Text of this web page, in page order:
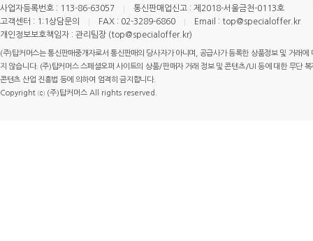
사업자등록번호 : 113-86-63057
통신판매업신고 : 제2018-서울금천-0113호
고객센터 : 1:1상담문의
FAX : 02-3289-6860
Email : top@specialoffer.kr
개인정보보호책임자 : 관리팀장 (top@specialoffer.kr)
(주)탑커머스는 통신판매중개자로서 통신판매의 당사자가 아니며, 공급사가 등록한 상품정보 및 거래
지 않습니다. (주)탑커머스 스페셜오퍼 사이트의 상품/판매자 거래 정보 및 콘텐츠/UI 등에 대한 무단
콘텐츠 산업 진흥법 등에 의하여 엄격히 금지합니다.
Copyright ⓒ (주)탑커머스 All rights reserved.